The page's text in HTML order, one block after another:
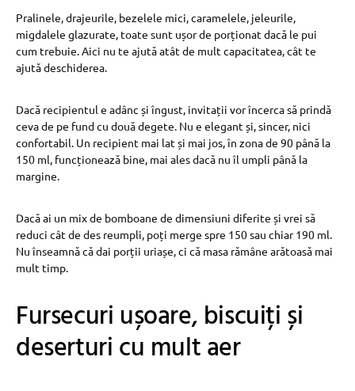
Pralinele, drajeurile, bezelele mici, caramelele, jeleurile,
migdalele glazurate, toate sunt ușor de porționat dacă le pui
cum trebuie. Aici nu te ajută atât de mult capacitatea, cât te
ajută deschiderea.
Dacă recipientul e adânc și îngust, invitații vor încerca să prindă
ceva de pe fund cu două degete. Nu e elegant și, sincer, nici
confortabil. Un recipient mai lat și mai jos, în zona de 90 până la
150 ml, funcționează bine, mai ales dacă nu îl umpli până la
margine.
Dacă ai un mix de bomboane de dimensiuni diferite și vrei să
reduci cât de des reumpli, poți merge spre 150 sau chiar 190 ml.
Nu înseamnă că dai porții uriașe, ci că masa rămâne arătoasă mai
mult timp.
Fursecuri ușoare, biscuiți și
deserturi cu mult aer